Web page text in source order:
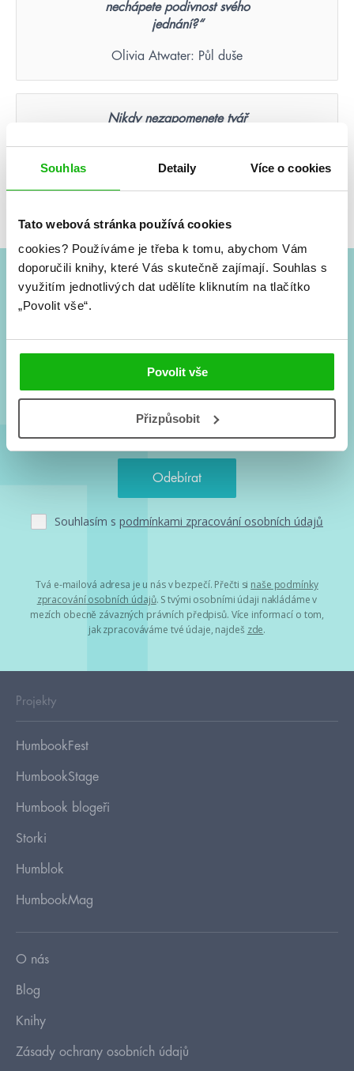
Souhlas Detaily Více o cookies
Tato webová stránka používá cookies
cookies? Používáme je třeba k tomu, abychom Vám
doporučili knihy, které Vás skutečně zajímají. Souhlas s
využitím jednotlivých dat udělíte kliknutím na tlačítko
„Povolit vše“.
Povolit vše
Přizpůsobit
nechápete podivnost svého
jednání?“
Olivia Atwater: Půl duše
Nikdy nezapomenete tvář
#HumbookNews
Souhlasím s podmínkami zpracování osobních údajů
Tvá e-mailová adresa je u nás v bezpečí. Přečti si naše podmínky
zpracování osobních údajů. S tvými osobními údaji nakládáme v
mezích obecně závazných právních předpisů. Více informací o tom,
jak zpracováváme tvé údaje, najdeš zde.
Projekty
HumbookFest
HumbookStage
Humbook blogeři
Storki
Humblok
HumbookMag
O nás
Blog
Knihy
Zásady ochrany osobních údajů